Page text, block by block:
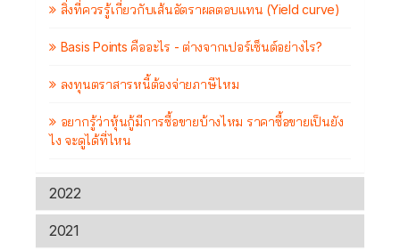
สิ่งที่ควรรู้เกี่ยวกับเส้นอัตราผลตอบแทน (Yield curve)
Basis Points คืออะไร - ต่างจากเปอร์เซ็นต์อย่างไร?
ลงทุนตราสารหนี้ต้องจ่ายภาษีไหม
อยากรู้ว่าหุ้นกู้มีการซื้อขายบ้างไหม ราคาซื้อขายเป็นยัง
ไง จะดูได้ที่ไหน
2022
2021